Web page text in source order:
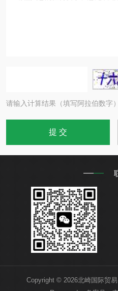
请输入计算结果（填写阿拉伯数字
Copyright © 2026北崎国际贸